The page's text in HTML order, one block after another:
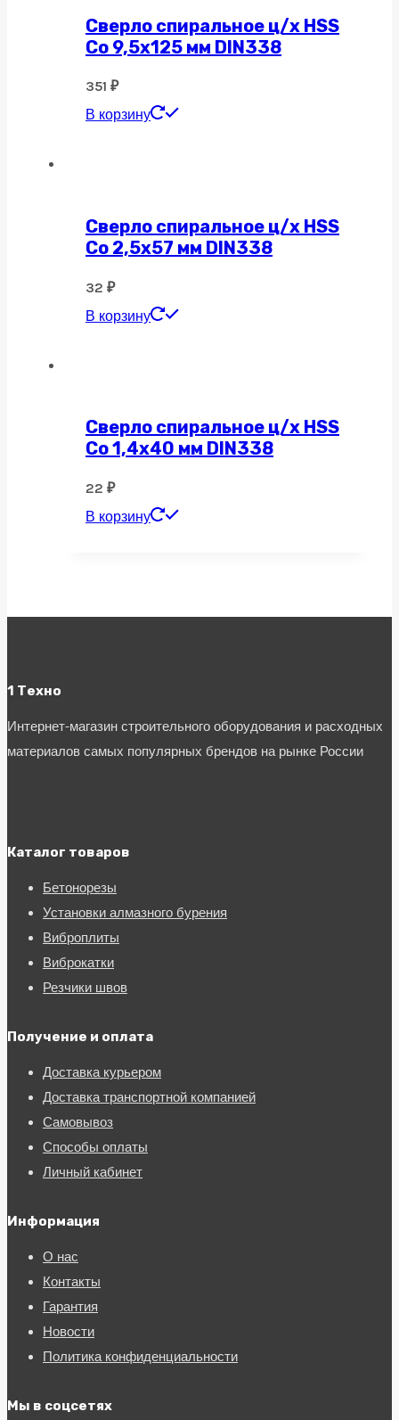
Сверло спиральное ц/х HSS
Co 9,5х125 мм DIN338
351 ₽
В корзину
Сверло спиральное ц/х HSS
Co 2,5х57 мм DIN338
32 ₽
В корзину
Сверло спиральное ц/х HSS
Co 1,4х40 мм DIN338
22 ₽
В корзину
1 Техно
Интернет-магазин строительного оборудования и расходных
материалов самых популярных брендов на рынке России
Каталог товаров
Бетонорезы
Установки алмазного бурения
Виброплиты
Виброкатки
Резчики швов
Получение и оплата
Доставка курьером
Доставка транспортной компанией
Самовывоз
Способы оплаты
Личный кабинет
Информация
О нас
Контакты
Гарантия
Новости
Политика конфиденциальности
Мы в соцсетях